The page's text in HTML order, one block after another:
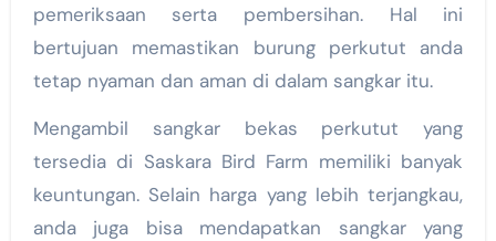
pemeriksaan serta pembersihan. Hal ini
bertujuan memastikan burung perkutut anda
tetap nyaman dan aman di dalam sangkar itu.
Mengambil sangkar bekas perkutut yang
tersedia di Saskara Bird Farm memiliki banyak
keuntungan. Selain harga yang lebih terjangkau,
anda juga bisa mendapatkan sangkar yang